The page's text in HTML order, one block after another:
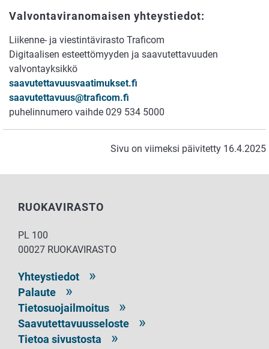
Valvontaviranomaisen yhteystiedot:
Liikenne- ja viestintävirasto Traficom
Digitaalisen esteettömyyden ja saavutettavuuden
valvontayksikkö
saavutettavuusvaatimukset.fi
saavutettavuus@traficom.fi
puhelinnumero vaihde 029 534 5000
Sivu on viimeksi päivitetty 16.4.2025
RUOKAVIRASTO
PL 100
00027 RUOKAVIRASTO
Yhteystiedot
Palaute
Tietosuojailmoitus
Saavutettavuusseloste
Tietoa sivustosta